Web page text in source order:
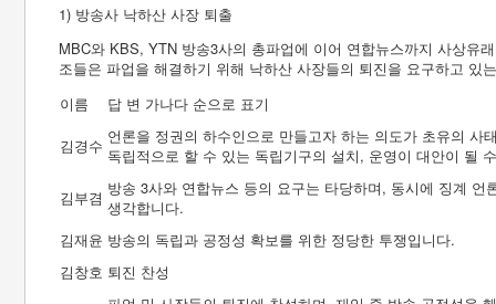
1) 방송사 낙하산 사장 퇴출
MBC와 KBS, YTN 방송3사의 총파업에 이어 연합뉴스까지 사상유
조들은 파업을 해결하기 위해 낙하산 사장들의 퇴진을 요구하고 있
이름
답 변 가나다 순으로 표기
김경수 언론을 정권의 하수인으로 만들고자 하는 의도가 초유의
독립적으로 할 수 있는 독립기구의 설치, 운영이 대안이 될
김부겸 방송 3사와 연합뉴스 등의 요구는 타당하며, 동시에 징계
생각합니다.
김재윤 방송의 독립과 공정성 확보를 위한 정당한 투쟁입니다.
김창호 퇴진 찬성